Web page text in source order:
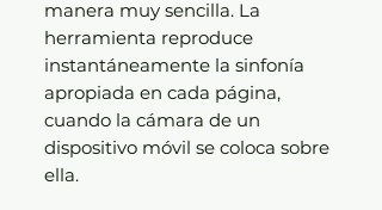
manera muy sencilla. La
herramienta reproduce
instantáneamente la sinfonía
apropiada en cada página,
cuando la cámara de un
dispositivo móvil se coloca sobre
ella.